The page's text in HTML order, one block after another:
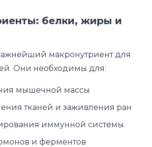
белки, жиры и
макронутриент для
Они необходимы для:
мышечной массы
тканей и заживления ран
иммунной системы
и ферментов